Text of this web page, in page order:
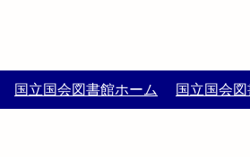
国立国会図書館ホーム 国立国会